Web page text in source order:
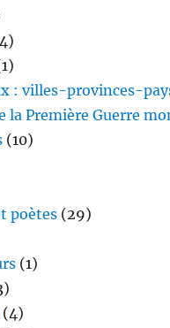
: villes-provinces-
la Première Guerre
(10)
poètes (29)
(1)
(4)